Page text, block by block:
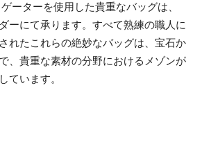
ーターを使用した貴重なバッグは、
ーにて承ります。すべて熟練の職人に
れたこれらの絶妙なバッグは、宝石か
、貴重な素材の分野におけるメゾンが
ています。